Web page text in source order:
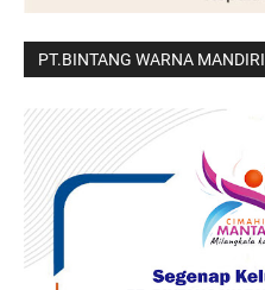
PT.BINTANG WARNA MANDIRI